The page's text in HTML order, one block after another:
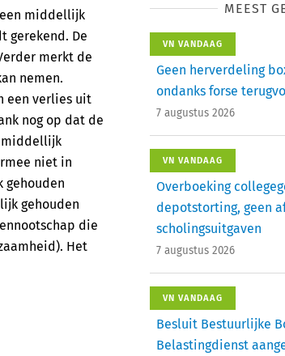
middellijk
gerekend. De
merkt de
nemen.
een verlies uit
nog op dat de
middellijk
niet in
gehouden
die
Het
MEEST
VN VANDAAG
Geen herverdeling
ondanks forse
7 augustus 2026
VN VANDAAG
Overboeking
depotstorting, geen
scholingsuitgaven
7 augustus 2026
VN VANDAAG
Besluit Bestuurlijke
Belastingdienst